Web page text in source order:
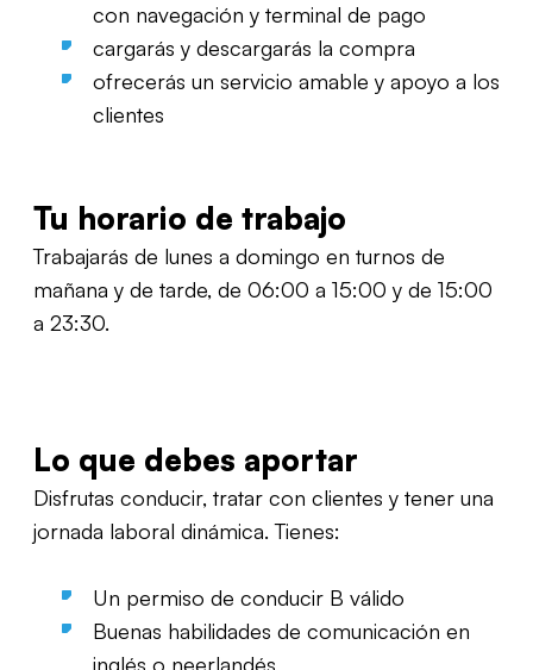
con navegación y terminal de pago
cargarás y descargarás la compra
ofrecerás un servicio amable y apoyo a los
clientes
Tu horario de trabajo
Trabajarás de lunes a domingo en turnos de
mañana y de tarde, de 06:00 a 15:00 y de 15:00
a 23:30.
Lo que debes aportar
Disfrutas conducir, tratar con clientes y tener una
jornada laboral dinámica. Tienes:
Un permiso de conducir B válido
Buenas habilidades de comunicación en
inglés o neerlandés